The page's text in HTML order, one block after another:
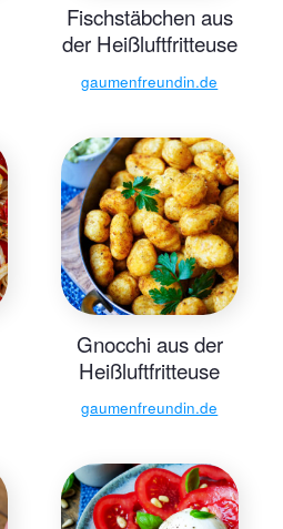
Fischstäbchen aus
der Heißluftfritteuse
gaumenfreundin.de
Gnocchi aus der
Heißluftfritteuse
gaumenfreundin.de